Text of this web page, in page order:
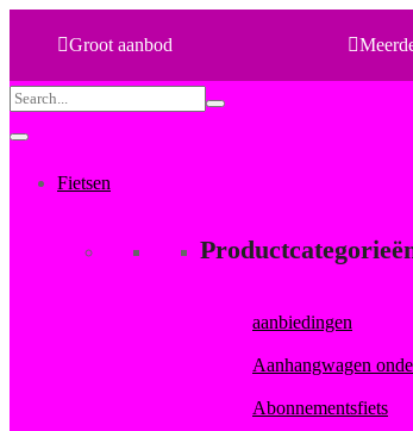
Groot aanbod
Search
for:
Fietsen
aanbiedingen
Aanhangwagen
Abonnementsfiets